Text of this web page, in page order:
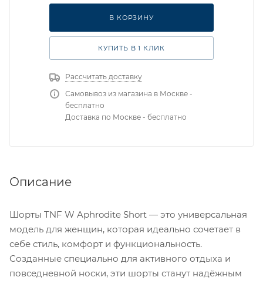
В КОРЗИНУ
КУПИТЬ В 1 КЛИК
Рассчитать доставку
Самовывоз из магазина в Москве -
бесплатно
Доставка по Москве - бесплатно
Описание
Шорты TNF W Aphrodite Short — это универсальная
модель для женщин, которая идеально сочетает в
себе стиль, комфорт и функциональность.
Созданные специально для активного отдыха и
повседневной носки, эти шорты станут надёжным